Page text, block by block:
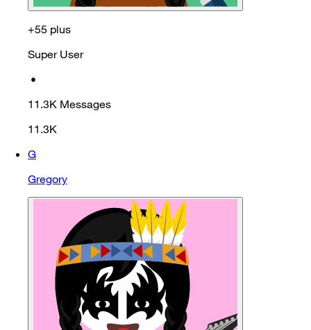
+55 plus
Super User
•
11.3K Messages
11.3K
G
Gregory